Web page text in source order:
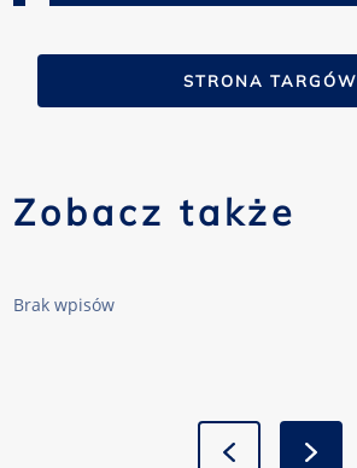
STRONA TARGÓW
Zobacz także
Brak wpisów